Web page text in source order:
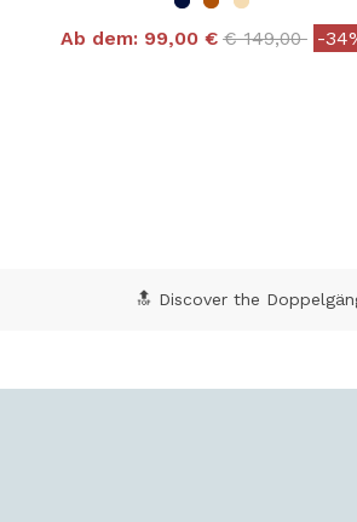
Ab dem: 99,00 € Price reduced
€ 149,00to-
🔝 Discover the